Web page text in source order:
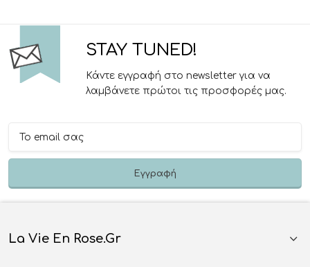
STAY TUNED!
Κάντε εγγραφή στο newsletter για να
λαμβάνετε πρώτοι τις προσφορές μας.
La Vie En Rose.gr